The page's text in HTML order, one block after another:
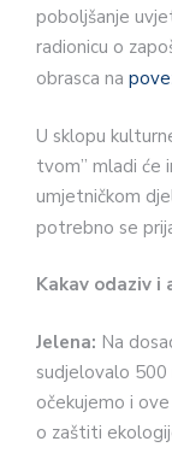
poboljšanje
radionicu o
obrasca na
U sklopu
tvom” mladi će
umjetničkom
potrebno se
Kakav odaziv i
Jelena: Na
sudjelovalo 500
očekujemo i
o zaštiti